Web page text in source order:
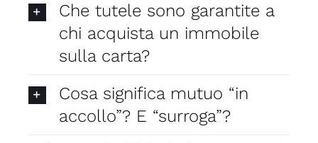
Che tutele sono garantite a
chi acquista un immobile
sulla carta?
Cosa significa mutuo “in
accollo”? E “surroga”?